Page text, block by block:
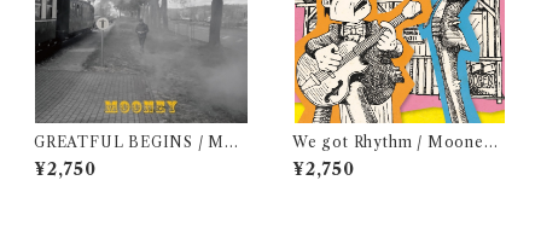
GREATFUL BEGINS / Moo
ney
¥2,750
We got Rhythm / Mooney
& 藤井康一
¥2,750